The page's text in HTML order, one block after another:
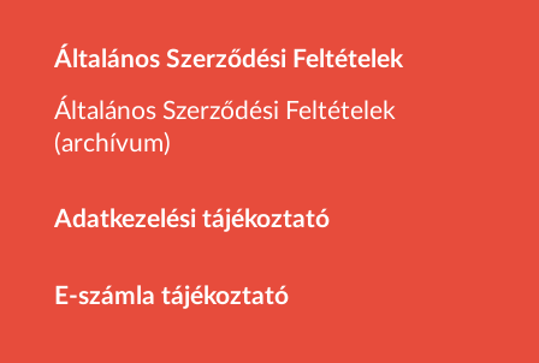
Általános Szerződési Feltételek
Általános Szerződési Feltételek
(archívum)
Adatkezelési tájékoztató
E-számla tájékoztató